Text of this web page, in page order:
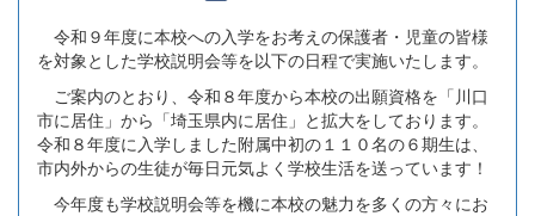
令和９年度に本校への入学をお考えの保護者・児童の皆様
を対象とした学校説明会等を以下の日程で実施いたします。
ご案内のとおり、令和８年度から本校の出願資格を「川口
市に居住」から「埼玉県内に居住」と拡大をしております。
令和８年度に入学しました附属中初の１１０名の６期生は、
市内外からの生徒が毎日元気よく学校生活を送っています！
今年度も学校説明会等を機に本校の魅力を多くの方々にお